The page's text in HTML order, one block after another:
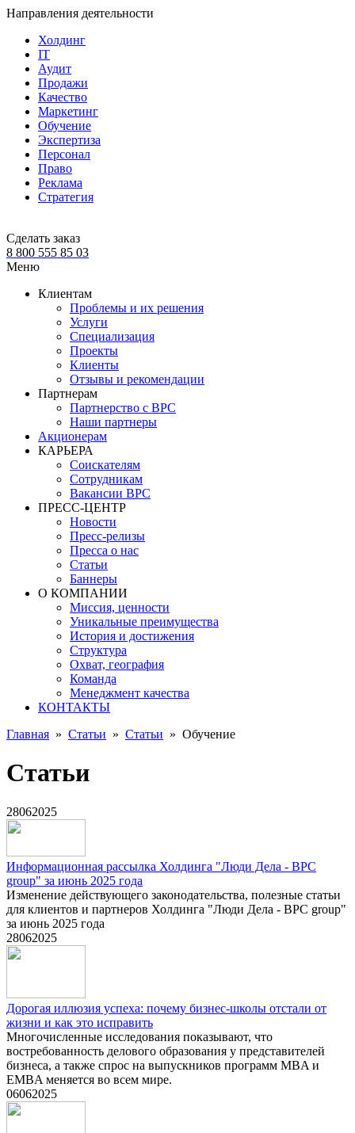
Направления деятельности
Холдинг
IT
Аудит
Продажи
Качество
Маркетинг
Обучение
Экспертиза
Персонал
Право
Реклама
Стратегия
Сделать заказ
8 800 555 85 03
Меню
Клиентам
Проблемы и их решения
Услуги
Специализация
Проекты
Клиенты
Отзывы и рекомендации
Партнерам
Партнерство с BPC
Наши партнеры
Акционерам
КАРЬЕРА
Соискателям
Сотрудникам
Вакансии BPC
ПРЕСС-ЦЕНТР
Новости
Пресс-релизы
Пресса о нас
Статьи
Баннеры
О КОМПАНИИ
Миссия, ценности
Уникальные преимущества
История и достижения
Структура
Охват, география
Команда
Менеджмент качества
КОНТАКТЫ
Главная » Статьи » Статьи » Обучение
Статьи
28062025
Информационная рассылка Холдинга "Люди Дела - BPC
group" за июнь 2025 года
Изменение действующего законодательства, полезные статьи
для клиентов и партнеров Холдинга "Люди Дела - BPC group"
за июнь 2025 года
28062025
Дорогая иллюзия успеха: почему бизнес-школы отстали от
жизни и как это исправить
Многочисленные исследования показывают, что
востребованность делового образования у представителей
бизнеса, а также спрос на выпускников программ MBA и
EMBA меняется во всем мире.
06062025